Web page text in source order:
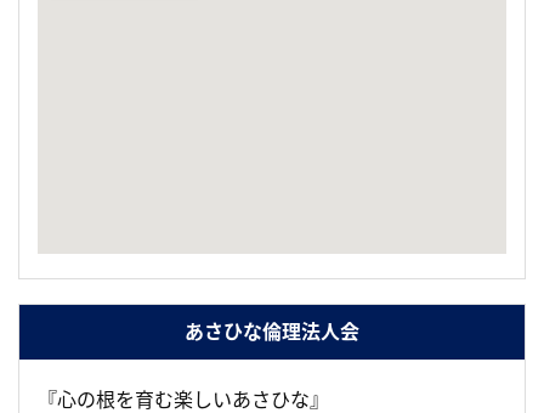
あさひな倫理法人会
『心の根を育む楽しいあさひな』